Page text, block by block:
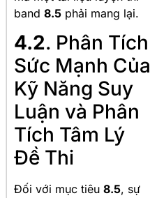
band 8.5 phải mang lại.
4.2. Phân Tích
Sức Mạnh Của
Kỹ Năng Suy
Luận và Phân
Tích Tâm Lý
Đề Thi
Đối với mục tiêu 8.5, sự